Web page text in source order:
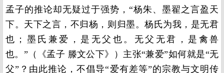
孟子的推论却无疑过于强势，“杨朱、墨翟之言盈天
下。天下之言，不归杨，则归墨。杨氏为我，是无君
也；墨氏兼爱，是无父也。无父无君，是禽兽
也。”（《孟子 滕文公下》）主张“兼爱”如何就是“无
父”？由此推论，不倡导“爱有差等”的宗教与文明传